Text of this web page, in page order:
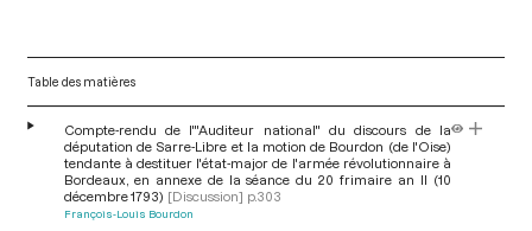
Table des matières
Compte-rendu de l'"Auditeur national" du discours de la
députation de Sarre-Libre et la motion de Bourdon (de l'Oise)
tendante à destituer l'état-major de l'armée révolutionnaire à
Bordeaux, en annexe de la séance du 20 frimaire an II (10
décembre 1793) [Discussion] p.303
François-Louis Bourdon